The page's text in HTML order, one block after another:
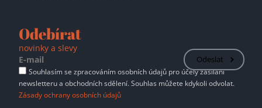
Odebírat
novinky a slevy
Odeslat
Souhlasím se zpracováním osobních údajů pro účely zasílání
newsletteru a obchodních sdělení. Souhlas můžete kdykoli odvolat.
Zásady ochrany osobních údajů